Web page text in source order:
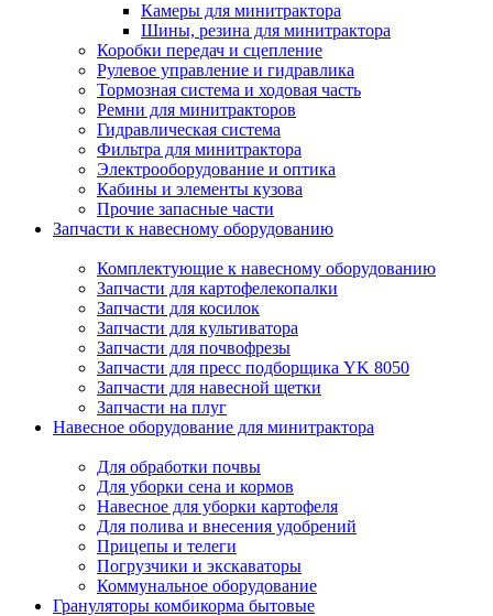
Камеры для минитрактора
Шины, резина для минитрактора
Коробки передач и сцепление
Рулевое управление и гидравлика
Тормозная система и ходовая часть
Ремни для минитракторов
Гидравлическая система
Фильтра для минитрактора
Электрооборудование и оптика
Кабины и элементы кузова
Прочие запасные части
Запчасти к навесному оборудованию
Комплектующие к навесному оборудованию
Запчасти для картофелекопалки
Запчасти для косилок
Запчасти для культиватора
Запчасти для почвофрезы
Запчасти для пресс подборщика YK 8050
Запчасти для навесной щетки
Запчасти на плуг
Навесное оборудование для минитрактора
Для обработки почвы
Для уборки сена и кормов
Навесное для уборки картофеля
Для полива и внесения удобрений
Прицепы и телеги
Погрузчики и экскаваторы
Коммунальное оборудование
Грануляторы комбикорма бытовые